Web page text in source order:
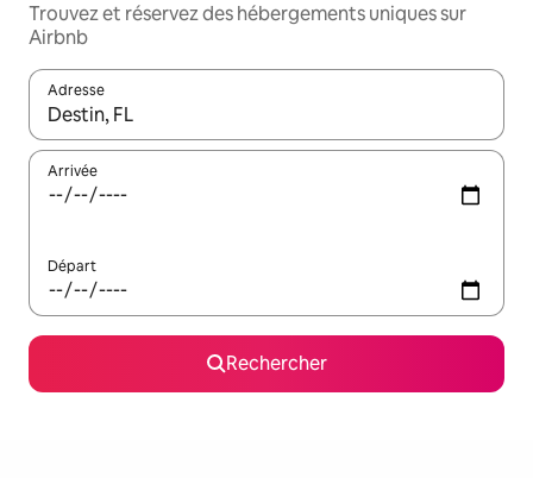
Trouvez et réservez des hébergements uniques sur
Airbnb
Adresse
Lorsque les résultats s'affichent, utilisez les flèches vers le
Arrivée
Départ
Rechercher